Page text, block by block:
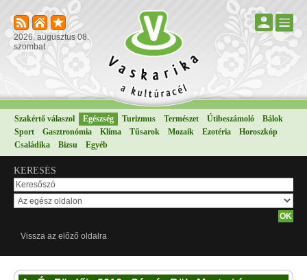
2026. augusztus 08.
szombat
Szakértő válaszol Egészség Turizmus Természet Útibeszámoló
Bálok
Sport
Gasztronómia Klíma Tűsarok Mozaik Ezotéria
Horoszkóp
Családika
Bizsu Egyéb
KERESÉS
Vissza az előző oldalra